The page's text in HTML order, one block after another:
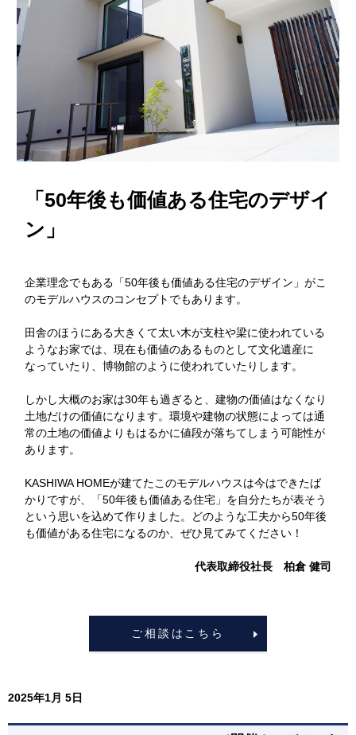
「50年後も価値ある住宅のデザイ
ン」
企業理念でもある「50年後も価値ある住宅のデザイン」がこ
のモデルハウスのコンセプトでもあります。
田舎のほうにある大きくて太い木が支柱や梁に使われている
ようなお家では、現在も価値のあるものとして文化遺産に
なっていたり、博物館のように使われていたりします。
しかし大概のお家は30年も過ぎると、建物の価値はなくなり
土地だけの価値になります。環境や建物の状態によっては通
常の土地の価値よりもはるかに値段が落ちてしまう可能性が
あります。
KASHIWA HOMEが建てたこのモデルハウスは今はできたば
かりですが、「50年後も価値ある住宅」を自分たちが表そう
という思いを込めて作りました。どのような工夫から50年後
も価値がある住宅になるのか、ぜひ見てみてください！
代表取締役社長 柏倉 健司
ご相談はこちら
2025年1月 5日